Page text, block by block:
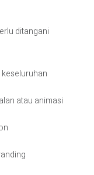
ditangani
atau animasi